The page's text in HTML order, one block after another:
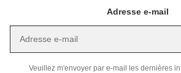
Adresse e-mail
Veuillez m'envoyer par e-mail les dernières